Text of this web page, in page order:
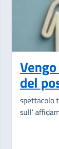
del
spettacolo
sull’